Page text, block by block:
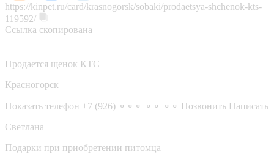
https://kinpet.ru/card/krasnogorsk/sobaki/prodaetsya-shchenok-kts-
119592/
Ссылка скопирована
Продается щенок КТС
Красногорск
Показать телефон +7 (926) ⚬⚬⚬ ⚬⚬ ⚬⚬ Позвонить Написать
Светлана
Подарки при приобретении питомца